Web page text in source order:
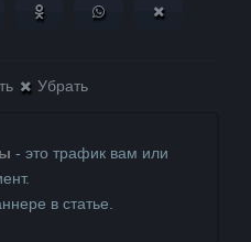
в TelegramВКонтакте
Поделиться в
Поделиться в
Убрать
- это трафик вам или
в статье.